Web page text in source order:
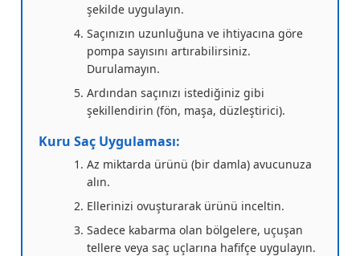
şekilde uygulayın.
Saçınızın uzunluğuna ve ihtiyacına göre
pompa sayısını artırabilirsiniz.
Durulamayın.
Ardından saçınızı istediğiniz gibi
şekillendirin (fön, maşa, düzleştirici).
Kuru Saç Uygulaması:
Az miktarda ürünü (bir damla) avucunuza
alın.
Ellerinizi ovuşturarak ürünü inceltin.
Sadece kabarma olan bölgelere, uçuşan
tellere veya saç uçlarına hafifçe uygulayın.